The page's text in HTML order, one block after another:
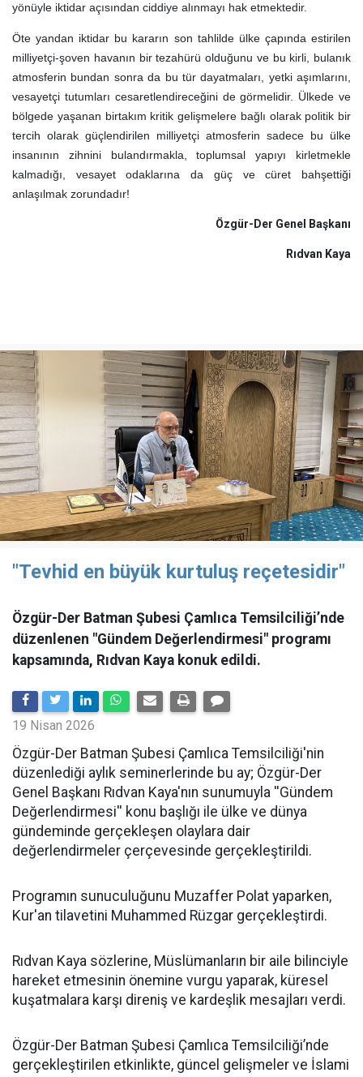
yönüyle iktidar açısından ciddiye alınmayı hak etmektedir.
Öte yandan iktidar bu kararın son tahlilde ülke çapında estirilen
milliyetçi-şoven havanın bir tezahürü olduğunu ve bu kirli, bulanık
atmosferin bundan sonra da bu tür dayatmaları, yetki aşımlarını,
vesayetçi tutumları cesaretlendireceğini de görmelidir. Ülkede ve
bölgede yaşanan birtakım kritik gelişmelere bağlı olarak politik bir
tercih olarak güçlendirilen milliyetçi atmosferin sadece bu ülke
insanının zihnini bulandırmakla, toplumsal yapıyı kirletmekle
kalmadığı, vesayet odaklarına da güç ve cüret bahşettiği
anlaşılmak zorundadır!
Özgür-Der Genel Başkanı
Rıdvan Kaya
"Tevhid en büyük kurtuluş reçetesidir"
Özgür-Der Batman Şubesi Çamlıca Temsilciliği’nde
düzenlenen "Gündem Değerlendirmesi" programı
kapsamında, Rıdvan Kaya konuk edildi.
19 Nisan 2026
​Özgür-Der Batman Şubesi Çamlıca Temsilciliği'nin
düzenlediği aylık seminerlerinde bu ay; Özgür-Der
Genel Başkanı Rıdvan Kaya'nın sunumuyla ''Gündem
Değerlendirmesi'' konu başlığı ile ülke ve dünya
gündeminde gerçekleşen olaylara dair
değerlendirmeler çerçevesinde gerçekleştirildi.
Programın sunuculuğunu Muzaffer Polat yaparken,
Kur'an tilavetini Muhammed Rüzgar gerçekleştirdi.
Rıdvan Kaya sözlerine, Müslümanların bir aile bilinciyle
hareket etmesinin önemine vurgu yaparak, küresel
kuşatmalara karşı direniş ve kardeşlik mesajları verdi.
Özgür-Der Batman Şubesi Çamlıca Temsilciliği’nde
gerçekleştirilen etkinlikte, güncel gelişmeler ve İslami